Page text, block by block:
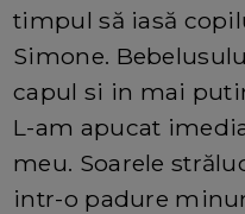
timpul să iasă
Simone.
capul si in mai
L-am apucat
meu. Soarele
intr-o padure